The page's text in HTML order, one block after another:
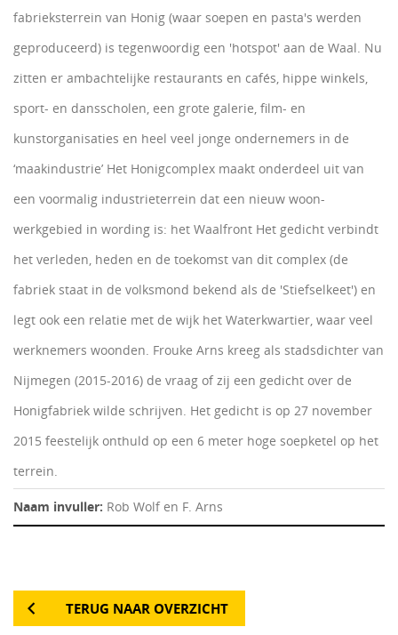
fabrieksterrein van Honig (waar soepen en pasta's werden
geproduceerd) is tegenwoordig een 'hotspot' aan de Waal. Nu
zitten er ambachtelijke restaurants en cafés, hippe winkels,
sport- en dansscholen, een grote galerie, film- en
kunstorganisaties en heel veel jonge ondernemers in de
‘maakindustrie’ Het Honigcomplex maakt onderdeel uit van
een voormalig industrieterrein dat een nieuw woon-
werkgebied in wording is: het Waalfront Het gedicht verbindt
het verleden, heden en de toekomst van dit complex (de
fabriek staat in de volksmond bekend als de 'Stiefselkeet') en
legt ook een relatie met de wijk het Waterkwartier, waar veel
werknemers woonden. Frouke Arns kreeg als stadsdichter van
Nijmegen (2015-2016) de vraag of zij een gedicht over de
Honigfabriek wilde schrijven. Het gedicht is op 27 november
2015 feestelijk onthuld op een 6 meter hoge soepketel op het
terrein.
Naam invuller: Rob Wolf en F. Arns
TERUG NAAR OVERZICHT